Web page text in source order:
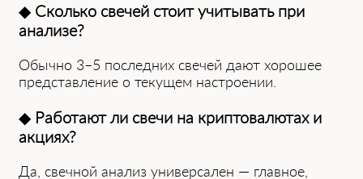
◆ Сколько свечей стоит учитывать при
анализе?
Обычно 3–5 последних свечей дают хорошее
представление о текущем настроении.
◆ Работают ли свечи на криптовалютах и
акциях?
Да, свечной анализ универсален — главное,